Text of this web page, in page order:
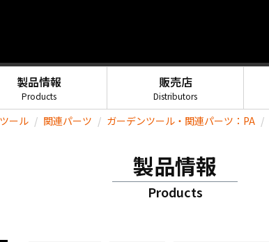
製品情報
Products
販売店
Distributors
ール 関連パーツ ガーデンツール・関連パーツ：PA
製品情報
Products